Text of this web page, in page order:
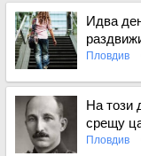
Идва
Пловдив
Вижте пълното
На този
срещу
Пловдив